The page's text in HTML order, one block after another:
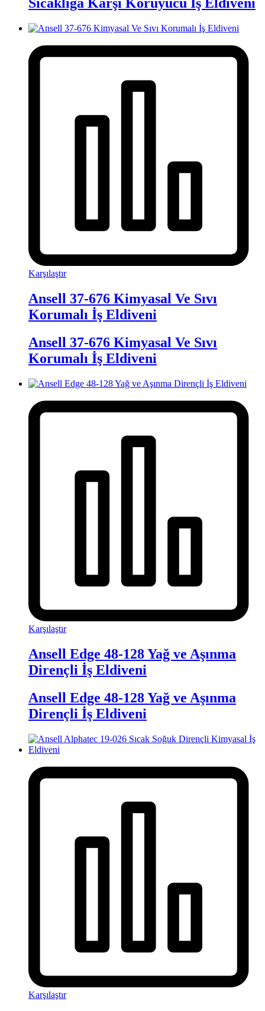
Sıcaklığa Karşı Koruyucu İş Eldiveni
Karşılaştır
Ansell 37-676 Kimyasal Ve Sıvı
Korumalı İş Eldiveni
Ansell 37-676 Kimyasal Ve Sıvı
Korumalı İş Eldiveni
Karşılaştır
Ansell Edge 48-128 Yağ ve Aşınma
Dirençli İş Eldiveni
Ansell Edge 48-128 Yağ ve Aşınma
Dirençli İş Eldiveni
Karşılaştır